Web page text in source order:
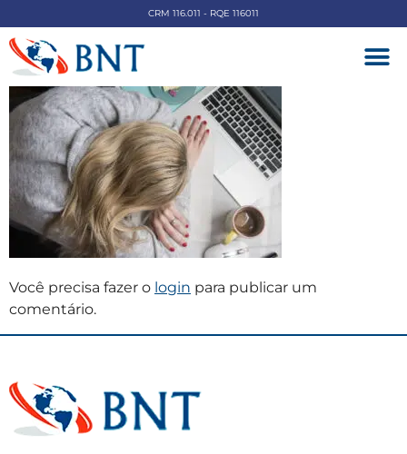
CRM 116.011 - RQE 116011
Você precisa fazer o login para publicar um
comentário.